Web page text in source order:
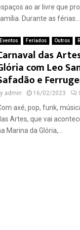
ao ar livre que
Durante as férias...
Eventos Feriados Outros
das
com Leo
e
admin 16/02/2023
axé, pop, funk,
Artes, que vai
Marina da Glória,...